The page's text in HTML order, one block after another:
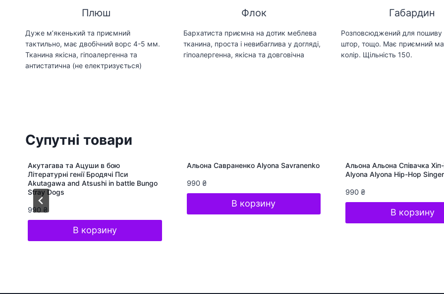
Плюш
Дуже мʼякенький та приємний
тактильно, має двобічний ворс 4-5 мм.
Тканина якісна, гіпоалергенна та
антистатична (не електризується)
Флок
Бархатиста приємна на дотик меблева
тканина, проста і невибаглива у догляді,
гіпоалергенна, якісна та довговічна
Габардин
Розповсюджений для пошиву
штор, тощо. Має приємний
колір. Щільність 150.
Супутні товари
Акутагава та Ацуши в бою
Літературні генії Бродячі Пси
Akutagawa and Atsushi in battle Bungo
Stray Dogs
990 ₴
В корзину
Альона Савраненко Alyona Savranenko
990 ₴
В корзину
Альона Альона Співачка
Alyona Alyona Hip-Hop Singer
990 ₴
В корзину